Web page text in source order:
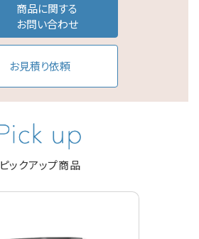
商品に関する
お問い合わせ
お見積り依頼
ピックアップ商品